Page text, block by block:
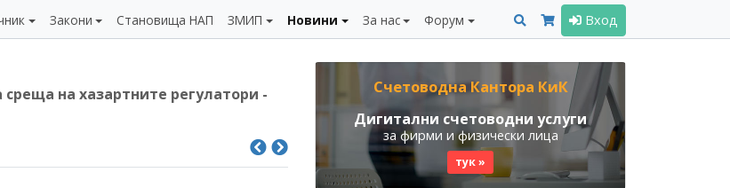
Закони Становища НАП ЗМИП Новини За нас Форум Вход
на хазартните регулатори -
Счетоводна Кантора КиК
Дигитални счетоводни услуги
за фирми и физически лица
тук »